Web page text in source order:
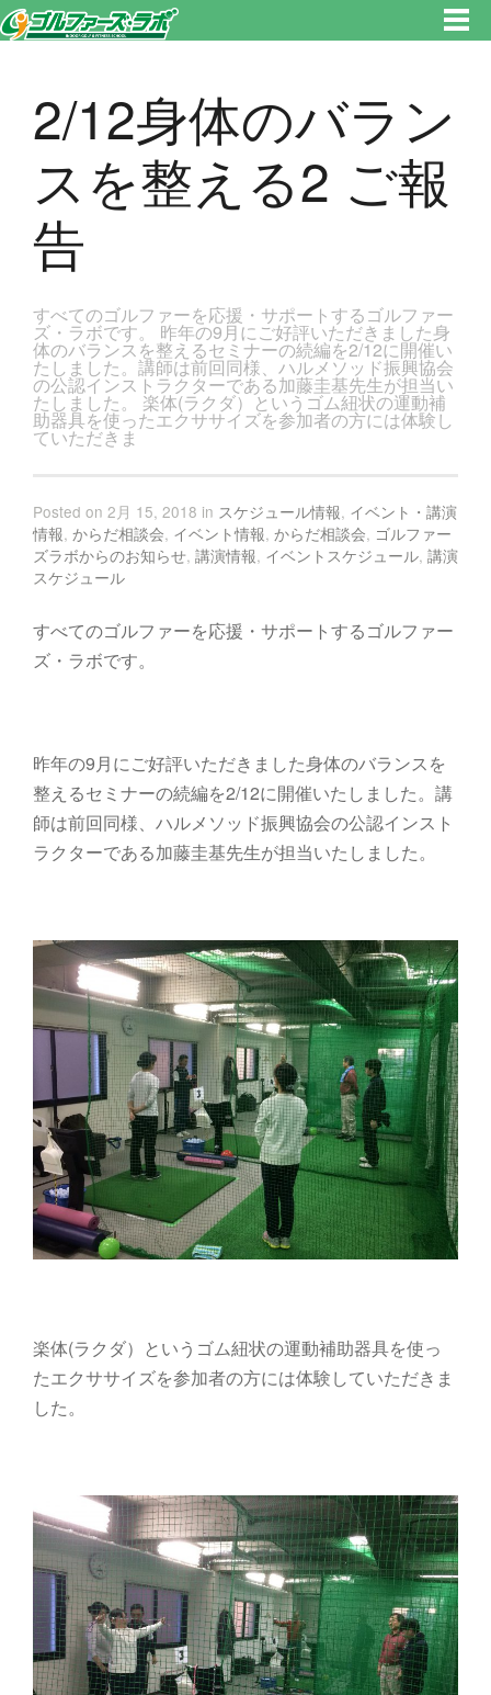
若松河田で気軽にゴルフレッスン！
2/12身体のバラン
スを整える2 ご報
告
すべてのゴルファーを応援・サポートするゴルファー
ズ・ラボです。 昨年の9月にご好評いただきました身
体のバランスを整えるセミナーの続編を2/12に開催い
たしました。講師は前回同様、ハルメソッド振興協会
の公認インストラクターである加藤圭基先生が担当い
たしました。 楽体(ラクダ）というゴム紐状の運動補
助器具を使ったエクササイズを参加者の方には体験し
ていただきま
Posted on 2月 15, 2018 in スケジュール情報, イベント・講演
情報, からだ相談会, イベント情報, からだ相談会, ゴルファー
ズラボからのお知らせ, 講演情報, イベントスケジュール, 講演
スケジュール
すべてのゴルファーを応援・サポートするゴルファー
ズ・ラボです。
昨年の9月にご好評いただきました身体のバランスを
整えるセミナーの続編を2/12に開催いたしました。講
師は前回同様、ハルメソッド振興協会の公認インスト
ラクターである加藤圭基先生が担当いたしました。
楽体(ラクダ）というゴム紐状の運動補助器具を使っ
たエクササイズを参加者の方には体験していただきま
した。